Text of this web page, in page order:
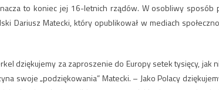
to koniec jej 16-letnich rządów. W osobliwy sposób
Dariusz Matecki, który opublikował w mediach
dziękujemy za zaproszenie do Europy setek tysięcy,
swoje „podziękowania” Matecki. – Jako Polacy